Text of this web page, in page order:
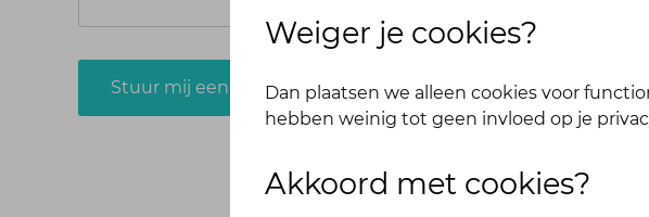
Stuur mij een e-mail
Weiger je cookies?
Dan plaatsen we alleen cookies voor
hebben weinig tot geen invloed op je
Akkoord met cookies?